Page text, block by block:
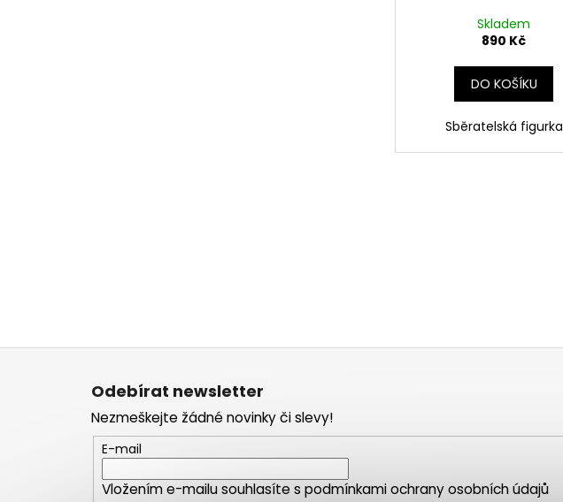
Skladem
890 Kč
DO KOŠÍKU
Sběratelská figurka
Z
Odebírat newsletter
Nezmeškejte žádné novinky či slevy!
E-mail
Vložením e-mailu souhlasíte spodmínkami ochrany osobních údajů